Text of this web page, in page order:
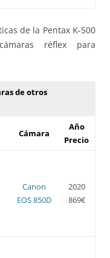
de la Pentax K-500
réflex para
de otros
Cámara
Año
Precio
Canon
EOS 850D
2020
869€